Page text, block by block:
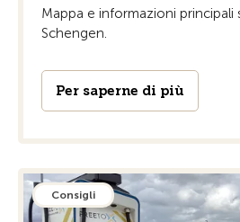
Mappa e informazioni principali
Schengen.
Per saperne di più
Consigli